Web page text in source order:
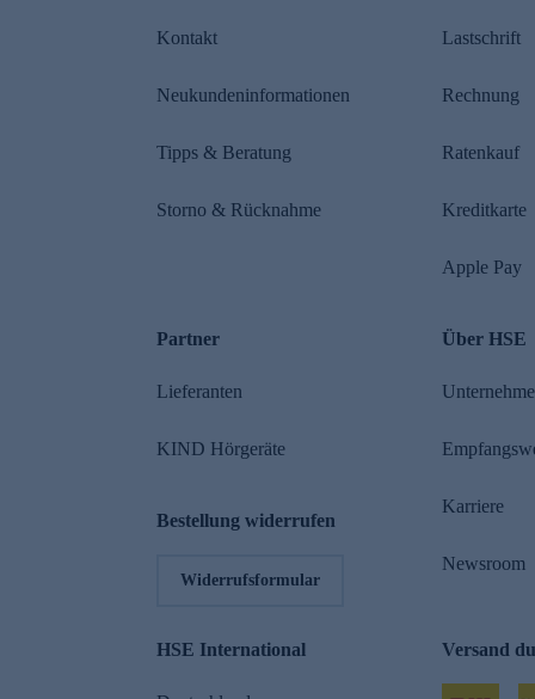
Kontakt
Neukundeninformationen
Tipps & Beratung
Storno & Rücknahme
Lastschrift
Rechnung
Ratenkauf
Kreditkarte
Apple Pay
Partner
Lieferanten
KIND Hörgeräte
Bestellung widerrufen
Widerrufsformular
Über HSE
Karriere
Newsroom
HSE International Versand